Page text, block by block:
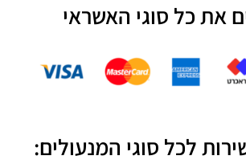
את כל סוגי האשראי
לכל סוגי המנעולים: